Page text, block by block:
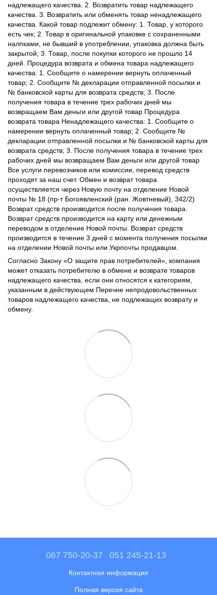
надлежащего качества. 2. Возвратить товар надлежащего
качества. 3. Возвратить или обменять товар ненадлежащего
качества. Какой товар подлежит обмену: 1. Товар, у которого
есть чек; 2. Товар в оригинальной упаковке с сохраненными
налпками, не бывший в употреблении, упаковка должна быть
закрытой; 3. Товар, после покупки которого не прошло 14
дней. Процедура возврата и обмена товара надлежащего
качества: 1. Сообщите о намерении вернуть оплаченный
товар; 2. Сообщите № декларации отправленной посылки и
№ банковской карты для возврата средств; 3. После
получения товара в течение трех рабочих дней мы
возвращаем Вам деньги или другой товар Процедура
возврата товара Ненадлежащего качества: 1. Сообщите о
намерении вернуть оплаченный товар; 2. Сообщите №
декларации отправленной посылки и № банковской карты для
возврата средств; 3. После получения товара в течение трех
рабочих дней мы возвращаем Вам деньги или другой товар
Все услуги перевозчиков или комиссии, перевод средств
проходят за наш счет. Обмен и возврат товара
осуществляется через Новую почту на отделение Новой
почты № 18 (пр-т Богоявленский (ран. Жовтневый), 342/2)
Возврат средств производится после получения товара.
Возврат средств производится на карту или денежным
переводом в отделение Новой почты. Возврат средств
производится в течение 3 дней с момента получения посылки
на отделении Новой почты или Укрпочты продавцом.
Согласно Закону «О защите прав потребителей», компания
может отказать потребителю в обмене и возврате товаров
надлежащего качества, если они относятся к категориям,
указанным в действующем Перечне непродовольственных
товаров надлежащего качества, не подлежащих возврату и
обмену.
067 750-20-37 051 245-21-13
Контактная информация
Полная версия сайта